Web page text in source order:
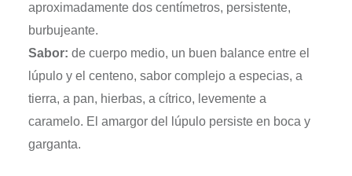
aproximadamente dos centímetros, persistente,
burbujeante.
Sabor: de cuerpo medio, un buen balance entre el
lúpulo y el centeno, sabor complejo a especias, a
tierra, a pan, hierbas, a cítrico, levemente a
caramelo. El amargor del lúpulo persiste en boca y
garganta.